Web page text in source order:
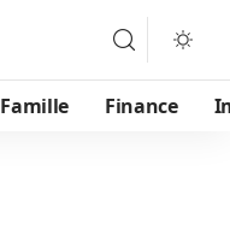
Famille Finance